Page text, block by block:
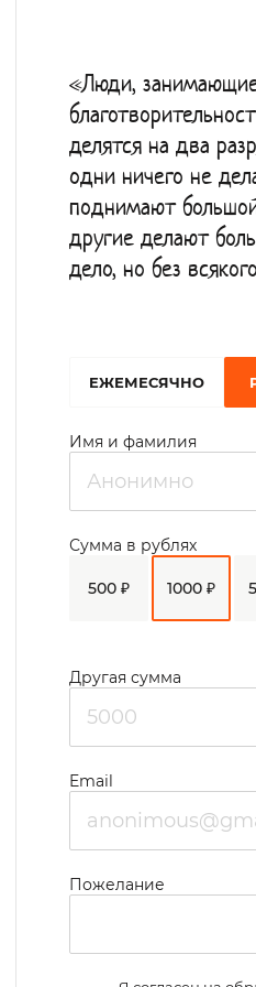
поведения и
саморегуляции.
В учреждении
которые ведут
мастер-классы.
услуг принимают
лечебно-
нуждающихся в диете,
диетическое питание,
назначается врачом.
Для проведения
концертным залом.
В доме культуры также
музыкальные
материалом и другие.
В интернате основан
парикмахерская.
«Люди,
делятся на два
одни ничего не
поднимают
другие делают
дело, но без
EЖЕМЕСЯЧНО
Имя и фамилия
500 ₽ 1000 ₽
Сумма в рублях
Другая сумма
Email
Пожелание